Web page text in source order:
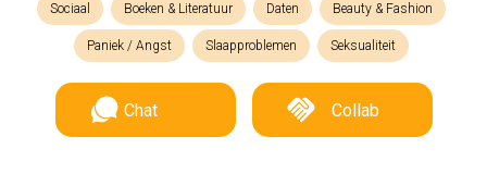
Sociaal Boeken & Literatuur Daten Beauty & Fashion
Paniek / Angst Slaapproblemen Seksualiteit
Chat Collab